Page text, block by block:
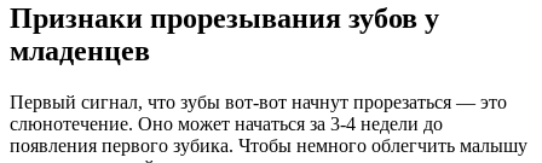
Признаки прорезывания зубов у
младенцев
Первый сигнал, что зубы вот-вот начнут прорезаться — это
слюнотечение. Оно может начаться за 3-4 недели до
появления первого зубика. Чтобы немного облегчить малышу